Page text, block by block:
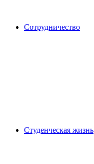
Сотрудничество
Студенческая жизнь